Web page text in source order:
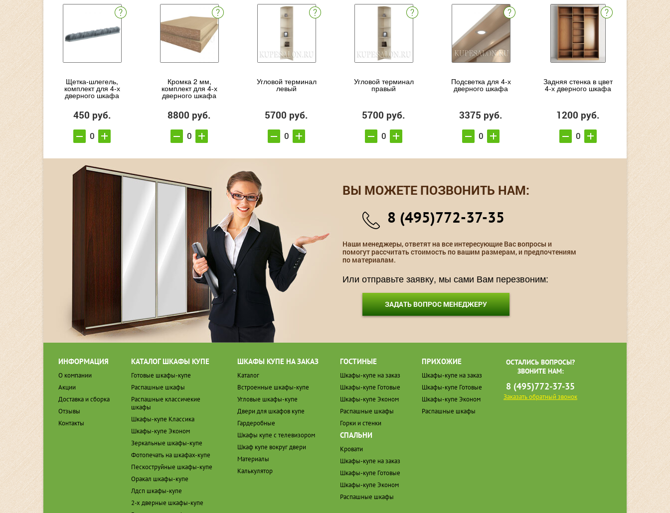
Щетка-шлегель,
комплект для 4-х
дверного шкафа
450 руб.
Кромка 2 мм,
комплект для 4-х
дверного шкафа
8800 руб.
Угловой терминал
левый
5700 руб.
Угловой терминал
правый
5700 руб.
Подсветка для 4-х
дверного шкафа
3375 руб.
Задняя стенка в цвет
4-х дверного шкафа
1200 руб.
ВЫ МОЖЕТЕ ПОЗВОНИТЬ НАМ:
8 (495)772-37-35
Наши менеджеры, ответят на все интересующие Вас вопросы и
помогут рассчитать стоимость по вашим размерам, и предпочтениям
по материалам.
Или отправьте заявку, мы сами Вам перезвоним:
ЗАДАТЬ ВОПРОС МЕНЕДЖЕРУ
ИНФОРМАЦИЯ
О компании
Акции
Доставка и сборка
Отзывы
Контакты
КАТАЛОГ ШКАФЫ КУПЕ
Готовые шкафы-купе
Распашные шкафы
Распашные классичекие
шкафы
Шкафы-купе Классика
Шкафы-купе Эконом
Зеркальные шкафы-купе
Фотопечать на шкафах-купе
Пескоструйные шкафы-купе
Оракал шкафы-купе
Лдсп шкафы-купе
2-х дверные шкафы-купе
ШКАФЫ КУПЕ НА ЗАКАЗ
Каталог
Встроенные шкафы-купе
Угловые шкафы-купе
Двери для шкафов купе
Гардеробные
Шкафы купе с телевизором
Шкаф купе вокруг двери
Материалы
Калькулятор
ГОСТИНЫЕ
Шкафы-купе на заказ
Шкафы-купе Готовые
Шкафы-купе Эконом
Распашные шкафы
Горки и стенки
СПАЛЬНИ
Кровати
Шкафы-купе на заказ
Шкафы-купе Готовые
Шкафы-купе Эконом
Распашные шкафы
ПРИХОЖИЕ
Шкафы-купе на заказ
Шкафы-купе Готовые
Шкафы-купе Эконом
Распашные шкафы
ОСТАЛИСЬ ВОПРОСЫ?
ЗВОНИТЕ НАМ:
8 (495)772-37-35
Заказать обратный звонок